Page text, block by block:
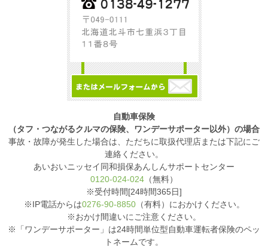
自動車保険
（タフ・つながるクルマの保険、ワンデーサポーター以外）の場合
事故・故障が発生した場合は、ただちに取扱代理店または下記にご
連絡ください。
あいおいニッセイ同和損保あんしんサポートセンター
0120-024-024 （無料）
※受付時間[24時間365日]
※IP電話からは0276-90-8850（有料）におかけください。
※おかけ間違いにご注意ください。
※「ワンデーサポーター」は24時間単位型自動車運転者保険のペッ
トネームです。